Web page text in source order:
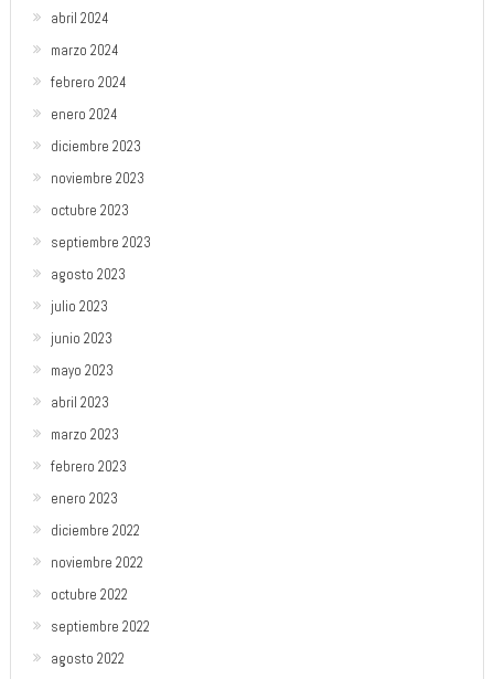
abril 2024
marzo 2024
febrero 2024
enero 2024
diciembre 2023
noviembre 2023
octubre 2023
septiembre 2023
agosto 2023
julio 2023
junio 2023
mayo 2023
abril 2023
marzo 2023
febrero 2023
enero 2023
diciembre 2022
noviembre 2022
octubre 2022
septiembre 2022
agosto 2022